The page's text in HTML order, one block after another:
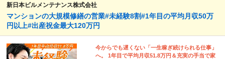
新日本ビルメンテナンス株式会社
マンションの大規模修繕の営業#未経験8割#1年目の平均月収50万
円以上#出産祝金最大120万円
今からでも遅くない「一生稼ぎ続けられる仕事」
へ。 1年目で平均月収51.8万円＆充実の手当で家